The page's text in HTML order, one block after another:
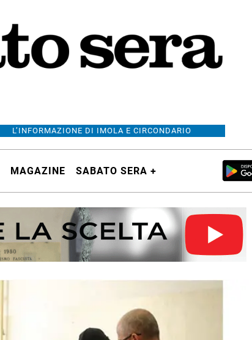
L’INFORMAZIONE DI IMOLA E CIRCONDARIO
MAGAZINE SABATO SERA +